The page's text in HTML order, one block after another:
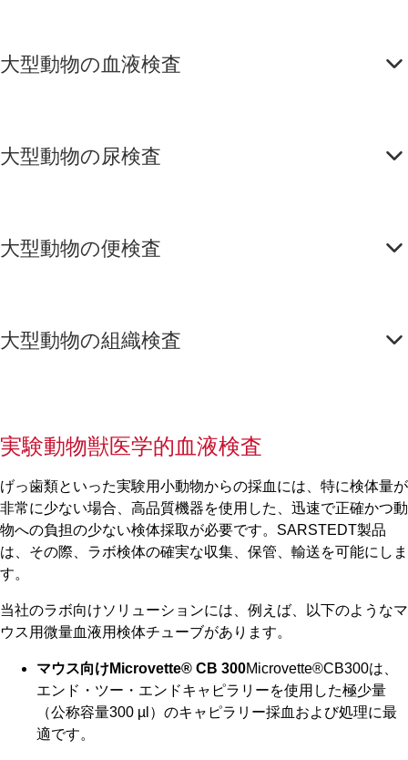
大型動物の血液検査
大型動物の尿検査
大型動物の便検査
大型動物の組織検査
実験動物獣医学的血液検査
げっ歯類といった実験用小動物からの採血には、特に検体量が
非常に少ない場合、高品質機器を使用した、迅速で正確かつ動
物への負担の少ない検体採取が必要です。SARSTEDT製品
は、その際、ラボ検体の確実な収集、保管、輸送を可能にしま
す。
当社のラボ向けソリューションには、例えば、以下のようなマ
ウス用微量血液用検体チューブがあります。
マウス向けMicrovette® CB 300Microvette®CB300は、
エンド・ツー・エンドキャピラリーを使用した極少量
（公称容量300 µl）のキャピラリー採血および処理に最
適です。